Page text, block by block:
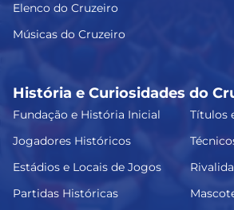
Elenco do Cruzeiro
Músicas do Cruzeiro
História e Curiosidades do
Fundação e História Inicial
Títulos
Jogadores Históricos
Estádios e Locais de Jogos
Partidas Históricas